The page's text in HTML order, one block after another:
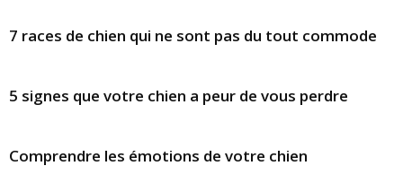
7 races de chien qui ne sont pas du tout commode
5 signes que votre chien a peur de vous perdre
Comprendre les émotions de votre chien